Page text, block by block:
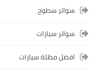
سواتر سطوح
سواتر سيارات
افضل مظلة سيارات